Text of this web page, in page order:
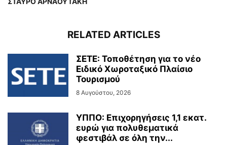
RELATED ARTICLES
ΣΕΤΕ: Τοποθέτηση για το νέο
Ειδικό Χωροταξικό Πλαίσιο
Τουρισμού
8 Αυγούστου, 2026
ΥΠΠΟ: Επιχορηγήσεις 1,1 εκατ.
ευρώ για πολυθεματικά
φεστιβάλ σε όλη την...